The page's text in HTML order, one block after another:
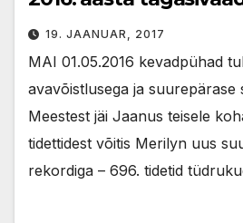
19. JAANUAR, 2017
MAI 01.05.2016 kevadpühad
avavõistlusega ja suurepärase
Meestest jäi Jaanus teisele
tidettidest võitis Merilyn uus
rekordiga – 696. tidetid